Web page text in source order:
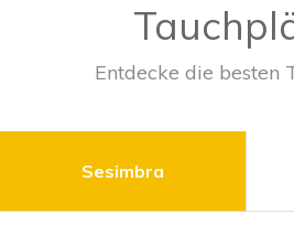
Entdecke die besten
Sesimbra